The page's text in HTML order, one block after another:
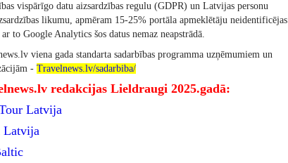
vispārīgo datu aizsardzības regulu (GDPR) un Latvijas personu
likumu, apmēram 15-25% portāla apmeklētāju neidentificējas
to Google Analytics šos datus nemaz neapstrādā.
viena gada standarta sadarbības programma uzņēmumiem un
- Travelnews.lv/sadarbiba/
redakcijas Lieldraugi 2025.gadā:
Latvija
Latvija